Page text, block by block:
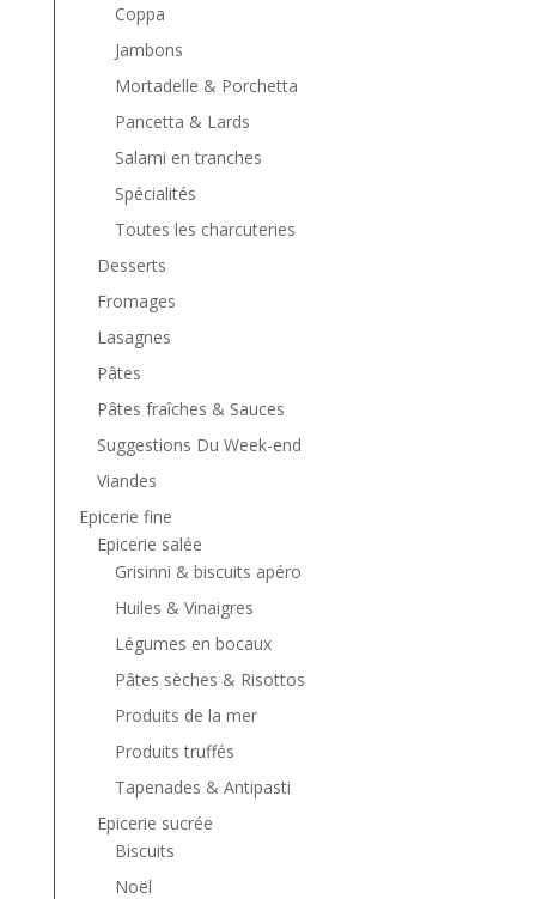
Coppa
Jambons
Mortadelle & Porchetta
Pancetta & Lards
Salami en tranches
Spécialités
Toutes les charcuteries
Desserts
Fromages
Lasagnes
Pâtes
Pâtes fraîches & Sauces
Suggestions Du Week-end
Viandes
Epicerie fine
Epicerie salée
Grisinni & biscuits apéro
Huiles & Vinaigres
Légumes en bocaux
Pâtes sèches & Risottos
Produits de la mer
Produits truffés
Tapenades & Antipasti
Epicerie sucrée
Biscuits
Noël